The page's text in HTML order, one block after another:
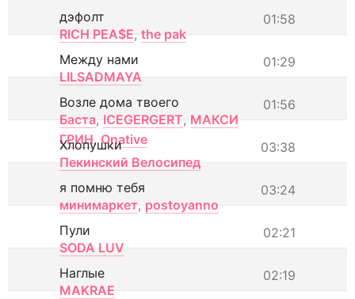
01:58
дэфолт
RICH PEA$E, the pak
01:29
Между нами
LILSADMAYA
01:56
Возле дома твоего
Баста, ICEGERGERT, МАКСИ
ГРИН, Onative 03:38
Хлопушки
Пекинский Велосипед
03:24
я помню тебя
минимаркет, postoyanno
02:21
Пули
SODA LUV
02:19
Наглые
MAKRAE